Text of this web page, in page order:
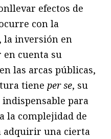
efectos de
con la
la inversión en
cuenta su
las arcas públicas,
tiene per se, su
para
la complejidad de
adquirir una cierta